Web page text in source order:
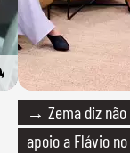
→ Zema diz
apoio a Flávio